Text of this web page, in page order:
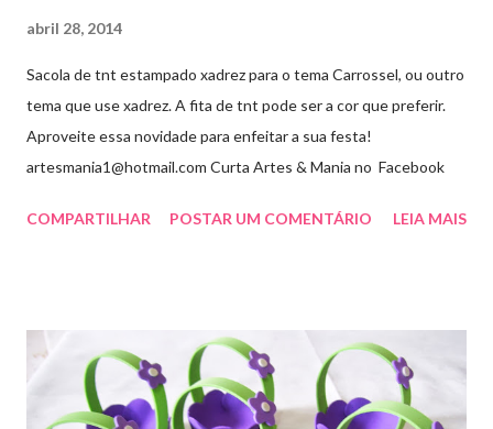
abril 28, 2014
Sacola de tnt estampado xadrez para o tema Carrossel, ou outro
tema que use xadrez. A fita de tnt pode ser a cor que preferir.
Aproveite essa novidade para enfeitar a sua festa!
artesmania1@hotmail.com Curta Artes & Mania no Facebook
COMPARTILHAR POSTAR UM COMENTÁRIO LEIA MAIS